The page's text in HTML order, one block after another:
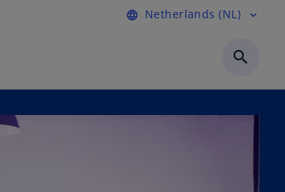
language Netherlands (NL) expand_more
search